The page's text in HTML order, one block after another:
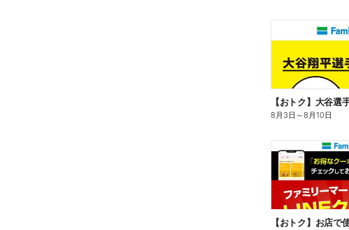
8月3日 ～8月10日